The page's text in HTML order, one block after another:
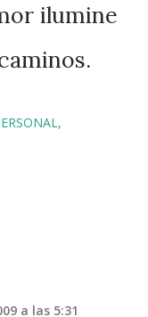
a las 5:31